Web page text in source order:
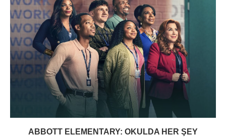
ABBOTT ELEMENTARY: OKULDA HER ŞEY